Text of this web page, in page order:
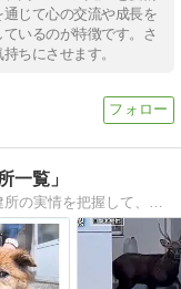
じて心の交流や成長を
いるのが特徴です。さ
ちにさせます。
一覧」
殺処分ゼロの先を目指します。全国の保健所の実情を把握して、環境改善をお願いし１頭でも多くの犬猫を救いたい。最終的には棄てられる命をゼロにする事です。